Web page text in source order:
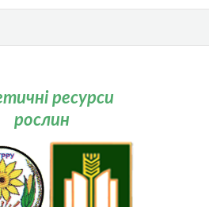
ресурси
рослин